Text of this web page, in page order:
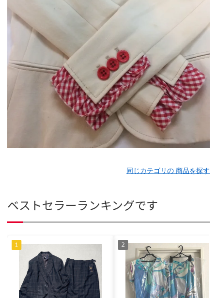
同じカテゴリの 商品を探す
ベストセラーランキングです